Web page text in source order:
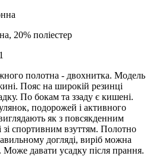
20% поліестер
полотна - двохнитка. Модель
Пояс на широкій резинці
По бокам та ззаду є кишені.
подорожей і активного
як з повсякденним
зі спортивним взуттям. Полотно
догляді, виріб можна
Може давати усадку після прання.